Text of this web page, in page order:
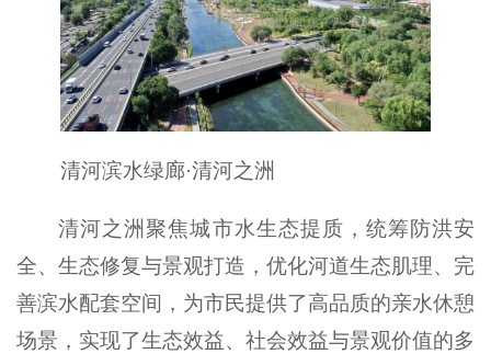
清河滨水绿廊·清河之洲
清河之洲聚焦城市水生态提质，统筹防洪安
全、生态修复与景观打造，优化河道生态肌理、完
善滨水配套空间，为市民提供了高品质的亲水休憩
场景，实现了生态效益、社会效益与景观价值的多